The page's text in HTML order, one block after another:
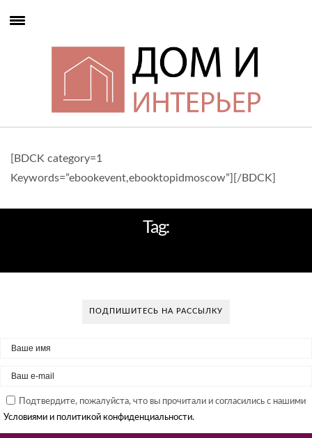
[BDCK category=1
Keywords=”ebookevent,ebooktopidmoscow”][/BDCK]
Tag:
ПОДПИШИТЕСЬ НА РАССЫЛКУ
Подтвердите, пожалуйста, что вы прочитали и согласились с нашими
Условиями и политикой конфиденциальности.